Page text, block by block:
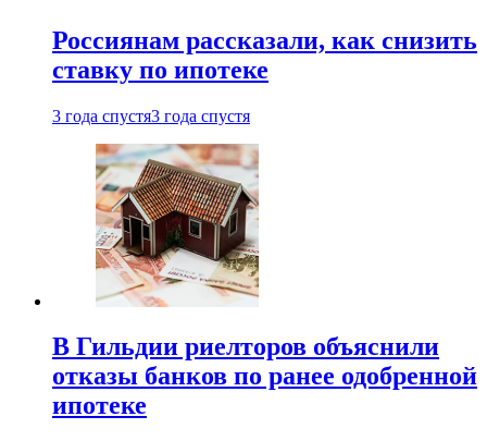
Россиянам рассказали, как снизить
ставку по ипотеке
3 года спустя3 года спустя
В Гильдии риелторов объяснили
отказы банков по ранее одобренной
ипотеке